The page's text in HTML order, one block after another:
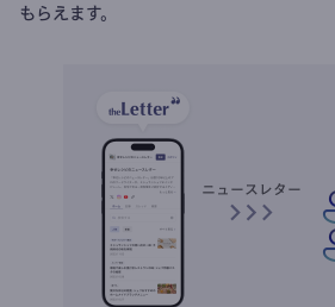
もらえます。